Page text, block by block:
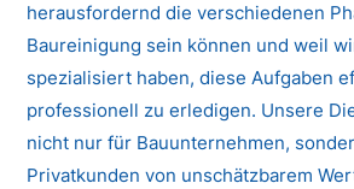
herausfordernd die verschiedenen
Baureinigung sein können und weil
spezialisiert haben, diese Aufgaben
professionell zu erledigen. Unsere
nicht nur für Bauunternehmen,
Privatkunden von unschätzbarem